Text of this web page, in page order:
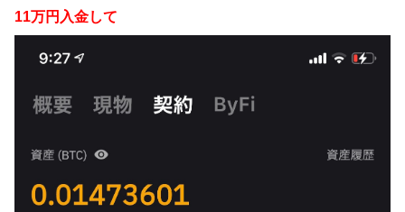
11万円入金して